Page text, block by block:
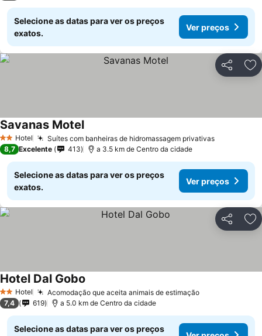
Selecione as datas para ver os preços
exatos.
Ver preços
Partilhar
2 Estrelas
Hotel Suítes com banheiras de hidromassagem privativas
Savanas Motel
8,7 Excelente 413 a 3.5 km de Centro da cidade
Selecione as datas para ver os preços
exatos.
Ver preços
Partilhar
2 Estrelas
Hotel Acomodação que aceita animais de estimação
Hotel Dal Gobo
7,4 619 a 5.0 km de Centro da cidade
Selecione as datas para ver os preços